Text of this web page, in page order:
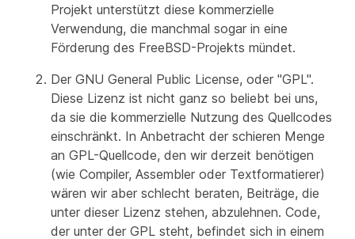
Projekt unterstützt diese kommerzielle
Verwendung, die manchmal sogar in eine
Förderung des FreeBSD-Projekts mündet.
Der GNU General Public License, oder "GPL".
Diese Lizenz ist nicht ganz so beliebt bei uns,
da sie die kommerzielle Nutzung des Quellcodes
einschränkt. In Anbetracht der schieren Menge
an GPL-Quellcode, den wir derzeit benötigen
(wie Compiler, Assembler oder Textformatierer)
wären wir aber schlecht beraten, Beiträge, die
unter dieser Lizenz stehen, abzulehnen. Code,
der unter der GPL steht, befindet sich in einem